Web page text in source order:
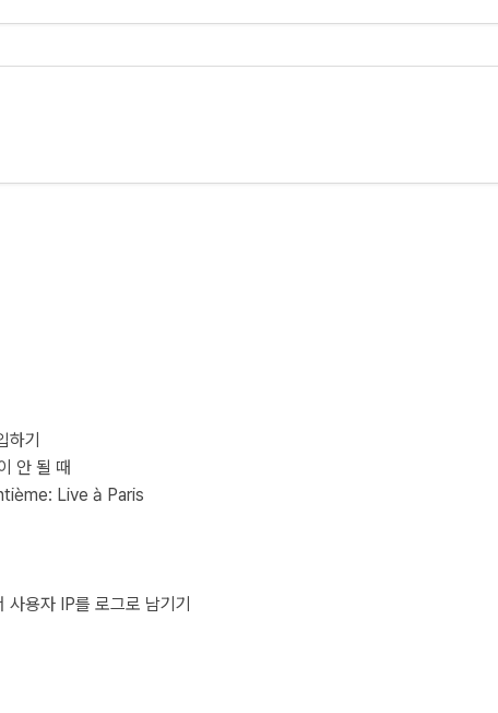
하기
안 될 때
Live à Paris
용자 IP를 로그로 남기기